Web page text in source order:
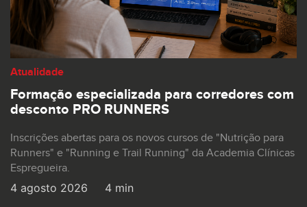
Atualidade
Formação especializada para corredores com
desconto PRO RUNNERS
Inscrições abertas para os novos cursos de "Nutrição para
Runners" e "Running e Trail Running" da Academia Clínicas
Espregueira.
4 agosto 2026 4 min